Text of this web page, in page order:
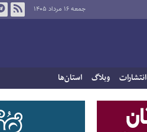
جمعه ۱۶ مرداد ۱۴۰۵
انتشارات وبلاگ استان‌ها